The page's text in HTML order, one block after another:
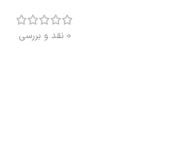
0 نقد و بررسی